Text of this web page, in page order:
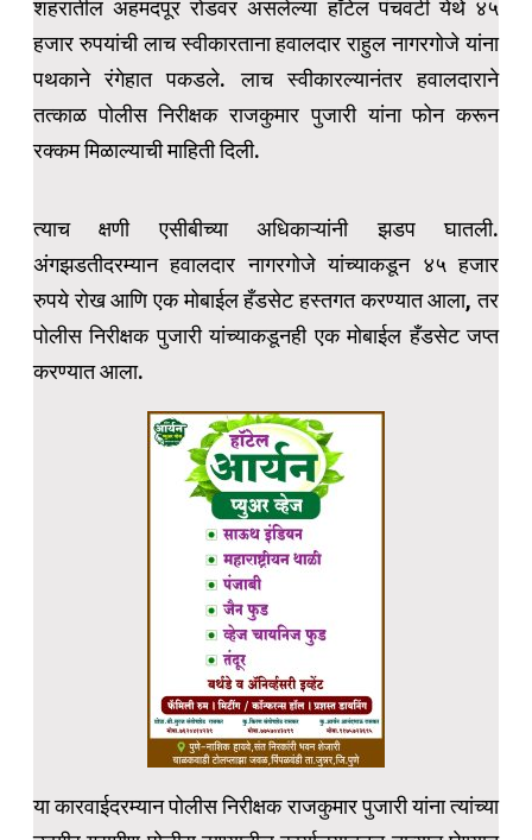
शहरातील अहमदपूर रोडवर असलेल्या हॉटेल पंचवटी येथे ४५
हजार रुपयांची लाच स्वीकारताना हवालदार राहुल नागरगोजे यांना
पथकाने रंगेहात पकडले. लाच स्वीकारल्यानंतर हवालदाराने
तत्काळ पोलीस निरीक्षक राजकुमार पुजारी यांना फोन करून
रक्कम मिळाल्याची माहिती दिली.
त्याच क्षणी एसीबीच्या अधिकाऱ्यांनी झडप घातली.
अंगझडतीदरम्यान हवालदार नागरगोजे यांच्याकडून ४५ हजार
रुपये रोख आणि एक मोबाईल हँडसेट हस्तगत करण्यात आला, तर
पोलीस निरीक्षक पुजारी यांच्याकडूनही एक मोबाईल हँडसेट जप्त
करण्यात आला.
या कारवाईदरम्यान पोलीस निरीक्षक राजकुमार पुजारी यांना त्यांच्या